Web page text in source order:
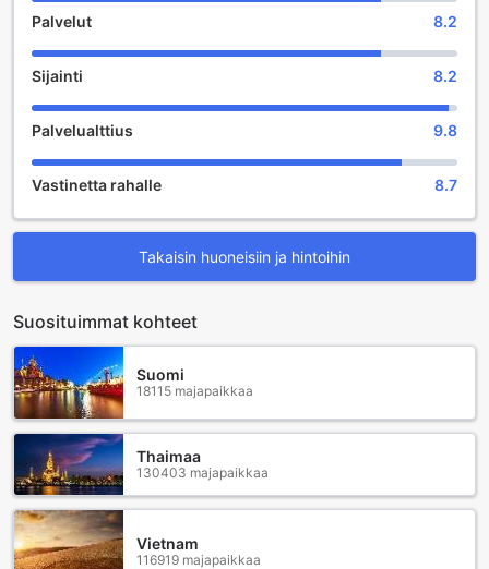
Palvelut 8.2
Sijainti 8.2
Palvelualttius 9.8
Vastinetta rahalle 8.7
Takaisin huoneisiin ja hintoihin
Suosituimmat kohteet
Suomi
18115 majapaikkaa
Thaimaa
130403 majapaikkaa
Vietnam
116919 majapaikkaa